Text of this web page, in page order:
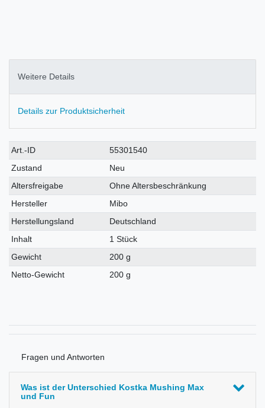
Weitere Details
Details zur Produktsicherheit
Technisches
Merkmal
Wert
Art.-ID
55301540
Zustand
Neu
Altersfreigabe
Ohne Altersbeschränkung
Hersteller
Mibo
Herstellungsland
Deutschland
Inhalt
1 Stück
Gewicht
200 g
Netto-Gewicht
200 g
Fragen und Antworten
Was ist der Unterschied Kostka Mushing Max
und Fun